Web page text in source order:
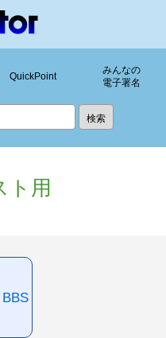
QuickPoint
みんなの
電子署名
ト用